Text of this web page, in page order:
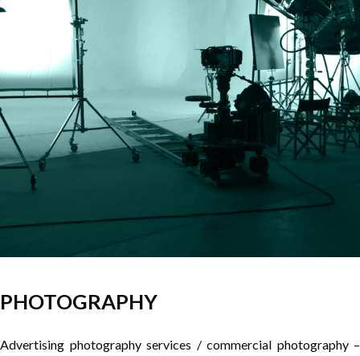
PHOTOGRAPHY
Advertising photography services / commercial photography –